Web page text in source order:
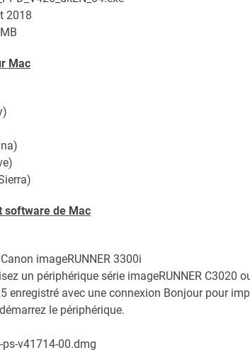
2018
Mac
software de Mac
imageRUNNER 3300i
un périphérique série imageRUNNER C3020
enregistré avec une connexion Bonjour pour
le périphérique.
v41714-00.dmg